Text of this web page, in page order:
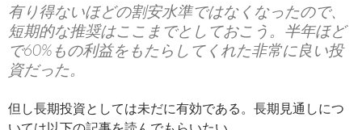
有り得ないほどの割安水準ではなくなったので、
短期的な推奨はここまでとしておこう。半年ほど
で60%もの利益をもたらしてくれた非常に良い投
資だった。
但し長期投資としては未だに有効である。長期見通しにつ